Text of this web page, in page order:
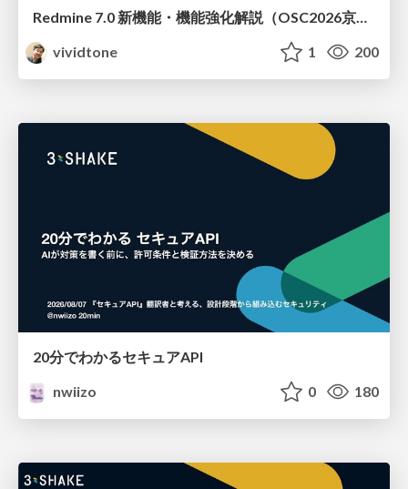
Redmine 7.0 新機能・機能強化解説（OSC2026京都ダイジェスト版）
vividtone
1 200
20分でわかるセキュアAPI
nwiizo
0 180